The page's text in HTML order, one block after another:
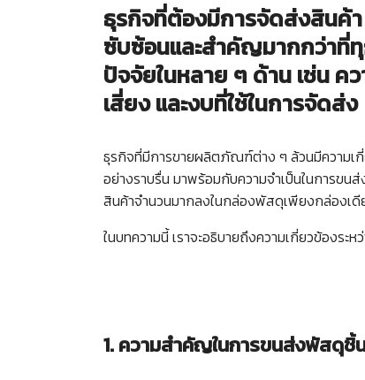
ธุรกิจที่ต้องมีการจัดส่งสินค้
ซับซ้อนและสำคัญมากกว่าที่
ปัจจัยในหลาย ๆ ด้าน เช่น ค
เสี่ยง และงบที่ใช้ในการจัดส่ง
ธุรกิจที่มีการขายผลิตภัณฑ์ต่าง ๆ ล้วนมีความเกี่
อย่างราบรื่น มาพร้อมกับความจำเป็นในการข
สินค้าจำนวนมากลงในกล่องพัสดุเพียงกล่องเ
ในบทความนี้ เราจะอธิบายถึงความเกี่ยวข้องร
1. ความสำคัญในการขนส่งพัสดุชิ้